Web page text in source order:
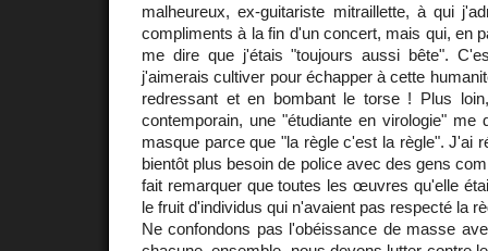
malheureux, ex-guitariste mitraillette, à qui
compliments à la fin d'un concert, mais qui, en
me dire que j'étais "toujours aussi bête".
j'aimerais cultiver pour échapper à cette
redressant et en bombant le torse ! Plus
contemporain, une "étudiante en virologie" me
masque parce que "la règle c'est la règle". J'ai
bientôt plus besoin de police avec des gens
fait remarquer que toutes les œuvres qu'elle
le fruit d'individus qui n'avaient pas respecté la
Ne confondons pas l'obéissance de masse